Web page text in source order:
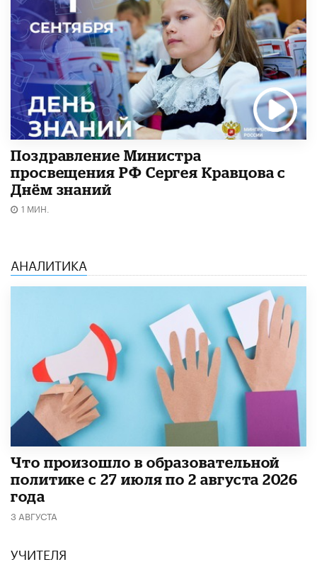
Поздравление Министра
просвещения РФ Сергея Кравцова с
Днём знаний
1 МИН.
АНАЛИТИКА
​Что произошло в образовательной
политике с 27 июля по 2 августа 2026
года
3 АВГУСТА
УЧИТЕЛЯ